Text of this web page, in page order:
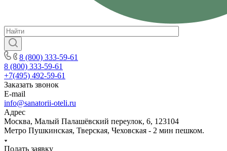
8 (800) 333-59-61
8 (800) 333-59-61
+7(495) 492-59-61
Заказать звонок
E-mail
info@sanatorii-oteli.ru
Адрес
Москва, Малый Палашёвский переулок, 6, 123104
Метро Пушкинская, Тверская, Чеховская - 2 мин пешком.
Подать заявку